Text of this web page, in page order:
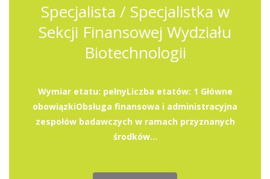
Specjalista / Specjalistka w
Sekcji Finansowej Wydziału
Biotechnologii
Wymiar etatu: pełnyLiczba etatów: 1 Główne
obowiązkiObsługa finansowa i administracyjna
zespołów badawczych w ramach przyznanych
środków...